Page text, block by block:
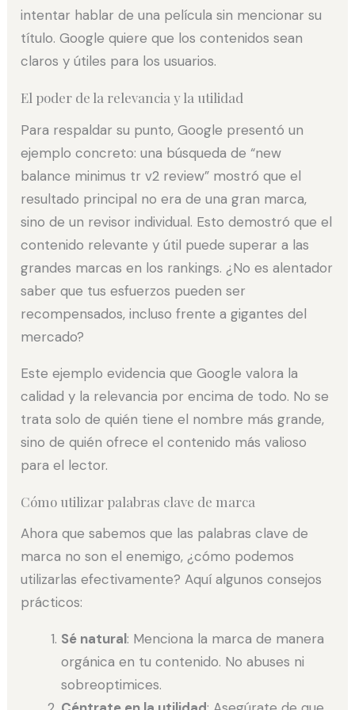
intentar hablar de una película sin mencionar su
título. Google quiere que los contenidos sean
claros y útiles para los usuarios.
El poder de la relevancia y la utilidad
Para respaldar su punto, Google presentó un
ejemplo concreto: una búsqueda de “new
balance minimus tr v2 review” mostró que el
resultado principal no era de una gran marca,
sino de un revisor individual. Esto demostró que el
contenido relevante y útil puede superar a las
grandes marcas en los rankings. ¿No es alentador
saber que tus esfuerzos pueden ser
recompensados, incluso frente a gigantes del
mercado?
Este ejemplo evidencia que Google valora la
calidad y la relevancia por encima de todo. No se
trata solo de quién tiene el nombre más grande,
sino de quién ofrece el contenido más valioso
para el lector.
Cómo utilizar palabras clave de marca
Ahora que sabemos que las palabras clave de
marca no son el enemigo, ¿cómo podemos
utilizarlas efectivamente? Aquí algunos consejos
prácticos:
Sé natural: Menciona la marca de manera
orgánica en tu contenido. No abuses ni
sobreoptimices.